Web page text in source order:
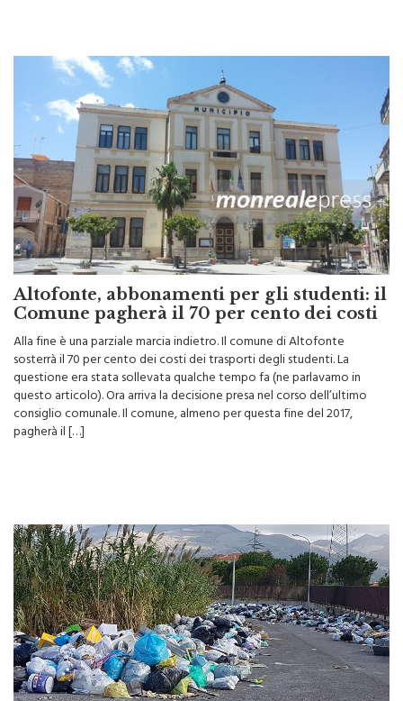
Altofonte, abbonamenti per gli studenti: il
Comune pagherà il 70 per cento dei costi
Alla fine è una parziale marcia indietro. Il comune di Altofonte
sosterrà il 70 per cento dei costi dei trasporti degli studenti. La
questione era stata sollevata qualche tempo fa (ne parlavamo in
questo articolo). Ora arriva la decisione presa nel corso dell’ultimo
consiglio comunale. Il comune, almeno per questa fine del 2017,